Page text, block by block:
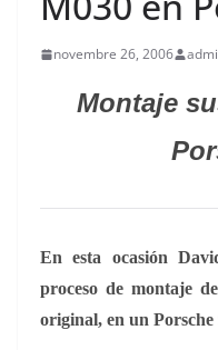
novembre 26, 2006
Montaje
En esta ocasión
proceso de montaje
original, en un Porsche